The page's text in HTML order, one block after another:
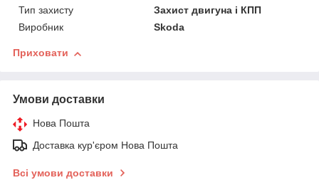
Тип захисту
Захист двигуна і КПП
Виробник
Skoda
Приховати
Умови доставки
Нова Пошта
Доставка кур'єром Нова Пошта
Всі умови доставки